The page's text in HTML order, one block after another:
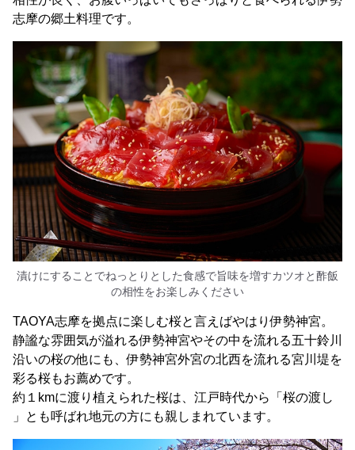
志摩の郷土料理です。
漬けにすることでねっとりとした食感で旨味を増すカツオと酢飯
の相性をお楽しみください
TAOYA志摩を拠点に楽しむ桜と言えばやはり伊勢神宮。
静謐な雰囲気が溢れる伊勢神宮やその中を流れる五十鈴川
沿いの桜の他にも、伊勢神宮外宮の北西を流れる宮川堤を
彩る桜もお薦めです。
約１kmに渡り植えられた桜は、江戸時代から「桜の渡し
」とも呼ばれ地元の方にも親しまれています。